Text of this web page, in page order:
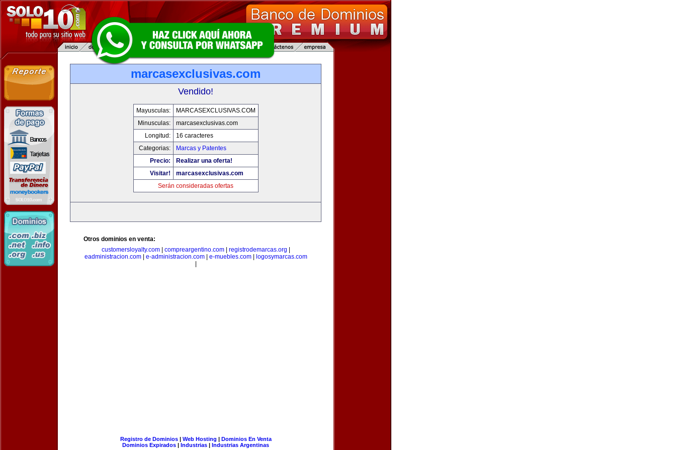
marcasexclusivas.com
Vendido!
Mayusculas:
MARCASEXCLUSIVAS.COM
Minusculas:
marcasexclusivas.com
Longitud:
16 caracteres
Categorias:
Marcas y Patentes
Precio:
Realizar una oferta!
Visitar!
marcasexclusivas.com
Serán consideradas ofertas
Otros dominios en venta:
customersloyalty.com| compreargentino.com| registrodemarcas.org
eadministracion.com| e-administracion.com| e-muebles.com|
logosymarcas.com
Registro de Dominios| Web Hosting | Dominios En Venta
Dominios Expirados | Industrias | Industrias Argentinas